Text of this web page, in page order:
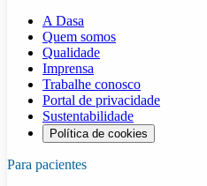
A Dasa
Quem somos
Qualidade
Imprensa
Trabalhe conosco
Portal de privacidade
Sustentabilidade
Política de cookies
Para pacientes